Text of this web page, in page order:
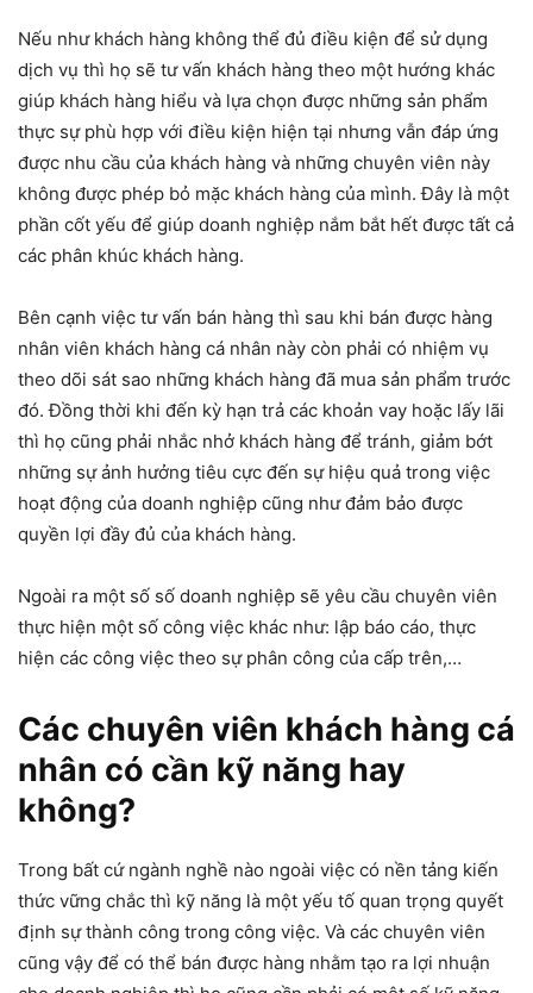
Nếu như khách hàng không thể đủ điều kiện để sử dụng
dịch vụ thì họ sẽ tư vấn khách hàng theo một hướng khác
giúp khách hàng hiểu và lựa chọn được những sản phẩm
thực sự phù hợp với điều kiện hiện tại nhưng vẫn đáp ứng
được nhu cầu của khách hàng và những chuyên viên này
không được phép bỏ mặc khách hàng của mình. Đây là một
phần cốt yếu để giúp doanh nghiệp nắm bắt hết được tất cả
các phân khúc khách hàng.
Bên cạnh việc tư vấn bán hàng thì sau khi bán được hàng
nhân viên khách hàng cá nhân này còn phải có nhiệm vụ
theo dõi sát sao những khách hàng đã mua sản phẩm trước
đó. Đồng thời khi đến kỳ hạn trả các khoản vay hoặc lấy lãi
thì họ cũng phải nhắc nhở khách hàng để tránh, giảm bớt
những sự ảnh hưởng tiêu cực đến sự hiệu quả trong việc
hoạt động của doanh nghiệp cũng như đảm bảo được
quyền lợi đầy đủ của khách hàng.
Ngoài ra một số số doanh nghiệp sẽ yêu cầu chuyên viên
thực hiện một số công việc khác như: lập báo cáo, thực
hiện các công việc theo sự phân công của cấp trên,…
Các chuyên viên khách hàng cá
nhân có cần kỹ năng hay
không?
Trong bất cứ ngành nghề nào ngoài việc có nền tảng kiến
thức vững chắc thì kỹ năng là một yếu tố quan trọng quyết
định sự thành công trong công việc. Và các chuyên viên
cũng vậy để có thể bán được hàng nhằm tạo ra lợi nhuận